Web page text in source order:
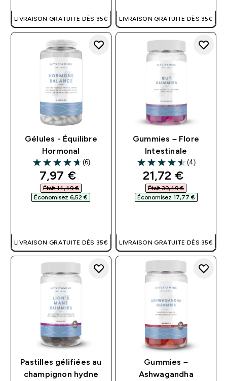
LIVRAISON GRATUITE DÈS 35€ LIVRAISON GRATUITE DÈS 35€
Gélules - Équilibre
Hormonal
4.67 out of 5 stars
(6)
discounted price
7,97 €‎
Était 14,49 €‎
Économisez 6,52 €‎
LIVRAISON GRATUITE DÈS 35€
Gummies – Flore
Intestinale
4.5 out of 5 stars
(4)
discounted
21,72 €‎
Était 39,49 €‎
Économisez 17,77 €‎
LIVRAISON GRATUITE DÈS 35€
Pastilles gélifiées au
champignon hydne
Gummies –
Ashwagandha